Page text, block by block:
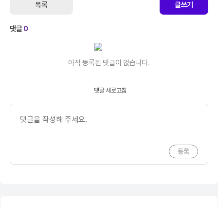
목록 글쓰기
댓글0
아직 등록된 댓글이 없습니다.
댓글 새로고침